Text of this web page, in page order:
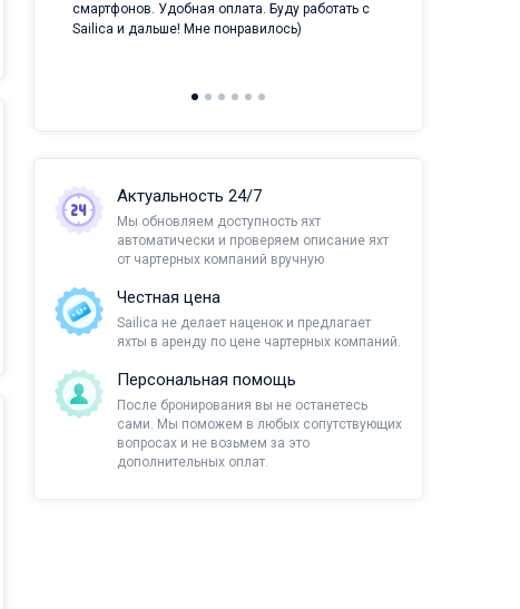
смартфонов. Удобная оплата. Буду работать с
Sailica и дальше! Мне понравилось)
Актуальность 24/7
Мы обновляем доступность яхт
автоматически и проверяем описание яхт
от чартерных компаний вручную
Честная цена
Sailica не делает наценок и предлагает
яхты в аренду по цене чартерных компаний.
Персональная помощь
После бронирования вы не останетесь
сами. Мы поможем в любых сопутствующих
вопросах и не возьмем за это
дополнительных оплат.